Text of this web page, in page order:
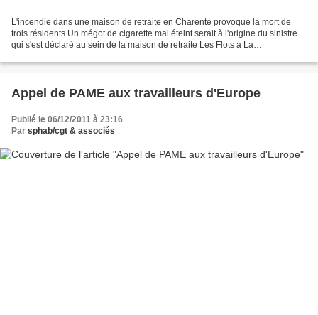
L'incendie dans une maison de retraite en Charente provoque la mort de
trois résidents Un mégot de cigarette mal éteint serait à l'origine du sinistre
qui s'est déclaré au sein de la maison de retraite Les Flots à La
Appel de PAME aux travailleurs d'Europe
Publié le 06/12/2011 à 23:16
Par sphab/cgt & associés